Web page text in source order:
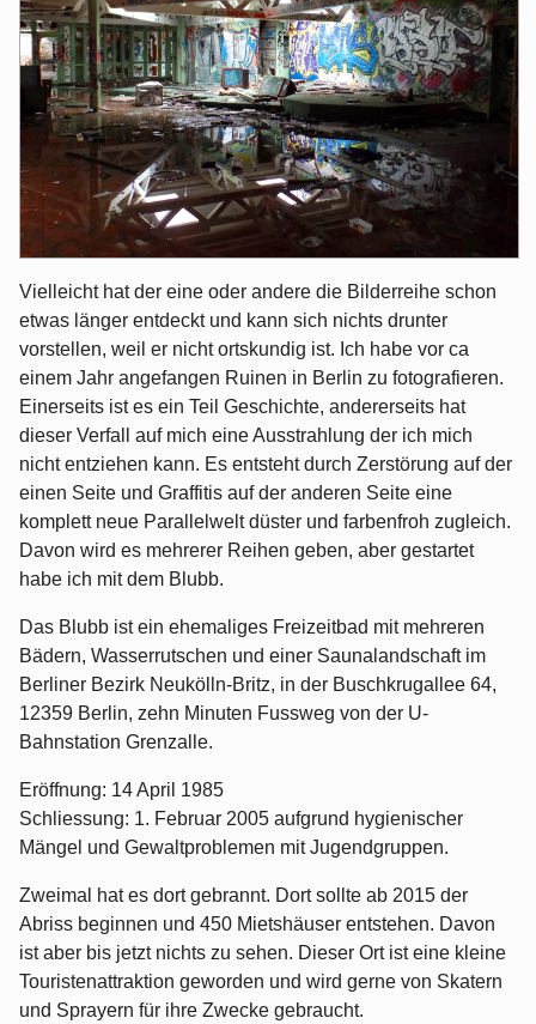
Vielleicht hat der eine oder andere die Bilderreihe schon
etwas länger entdeckt und kann sich nichts drunter
vorstellen, weil er nicht ortskundig ist. Ich habe vor ca
einem Jahr angefangen Ruinen in Berlin zu fotografieren.
Einerseits ist es ein Teil Geschichte, andererseits hat
dieser Verfall auf mich eine Ausstrahlung der ich mich
nicht entziehen kann. Es entsteht durch Zerstörung auf der
einen Seite und Graffitis auf der anderen Seite eine
komplett neue Parallelwelt düster und farbenfroh zugleich.
Davon wird es mehrerer Reihen geben, aber gestartet
habe ich mit dem Blubb.
Das Blubb ist ein ehemaliges Freizeitbad mit mehreren
Bädern, Wasserrutschen und einer Saunalandschaft im
Berliner Bezirk Neukölln-Britz, in der Buschkrugallee 64,
12359 Berlin, zehn Minuten Fussweg von der U-
Bahnstation Grenzalle.
Eröffnung: 14 April 1985
Schliessung: 1. Februar 2005 aufgrund hygienischer
Mängel und Gewaltproblemen mit Jugendgruppen.
Zweimal hat es dort gebrannt. Dort sollte ab 2015 der
Abriss beginnen und 450 Mietshäuser entstehen. Davon
ist aber bis jetzt nichts zu sehen. Dieser Ort ist eine kleine
Touristenattraktion geworden und wird gerne von Skatern
und Sprayern für ihre Zwecke gebraucht.